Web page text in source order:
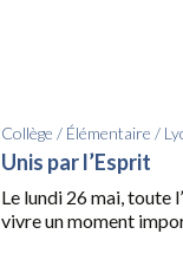
Collège / Élémentaire /
Unis par l’Esprit
Le lundi 26 mai, toute
vivre un moment